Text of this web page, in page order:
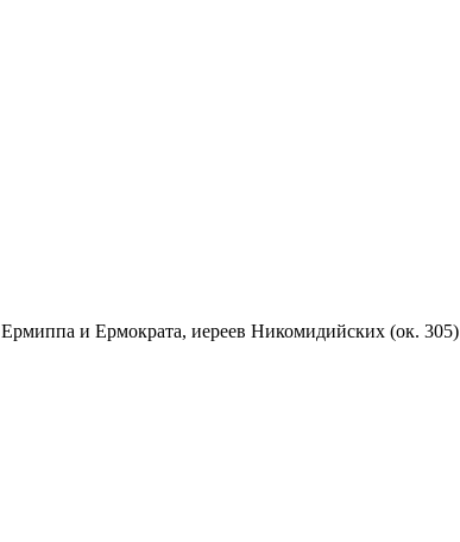
и Ермократа, иереев Никомидийских (ок. 305)